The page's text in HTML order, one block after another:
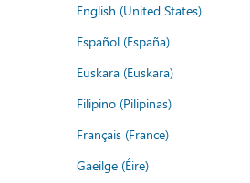
English (United States)
Español (España)
Euskara (Euskara)
Filipino (Pilipinas)
Français (France)
Gaeilge (Éire)